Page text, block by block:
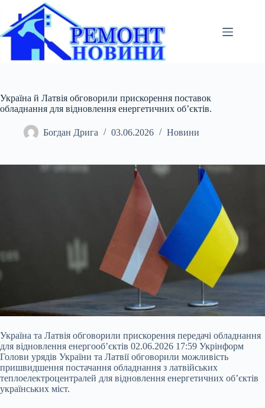
вмісту
Україна й Латвія обговорили прискорення поставок
обладнання для відновлення енергетичних об’єктів.
Богдан Дрига 03.06.2026 Новини
Україна та Латвія обговорили прискорення передачі обладнання
для відновлення енергообʼєктів 02.06.2026 17:59 Укрінформ
Голови урядів України та Латвії обговорили можливість
пришвидшення постачання обладнання з латвійських
теплоелектроцентралей для відновлення енергетичних об’єктів
українських міст.